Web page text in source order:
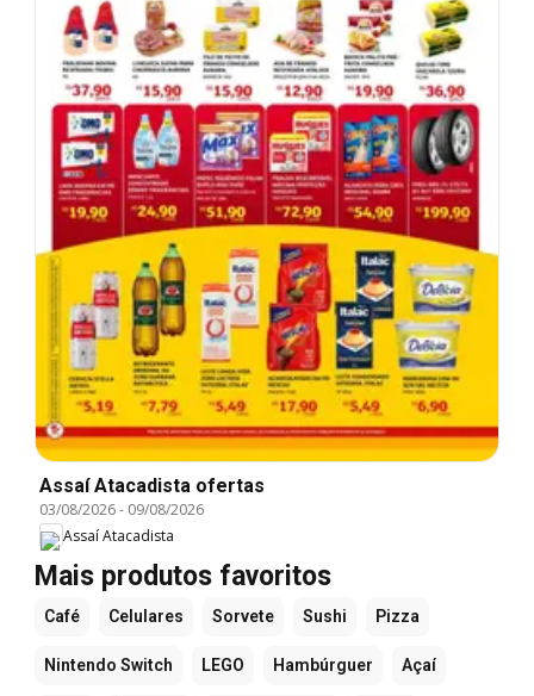
Assaí Atacadista ofertas
03/08/2026- 09/08/2026
Assaí Atacadista
Mais produtos favoritos
Café Celulares Sorvete Sushi Pizza
Nintendo Switch LEGO Hambúrguer Açaí